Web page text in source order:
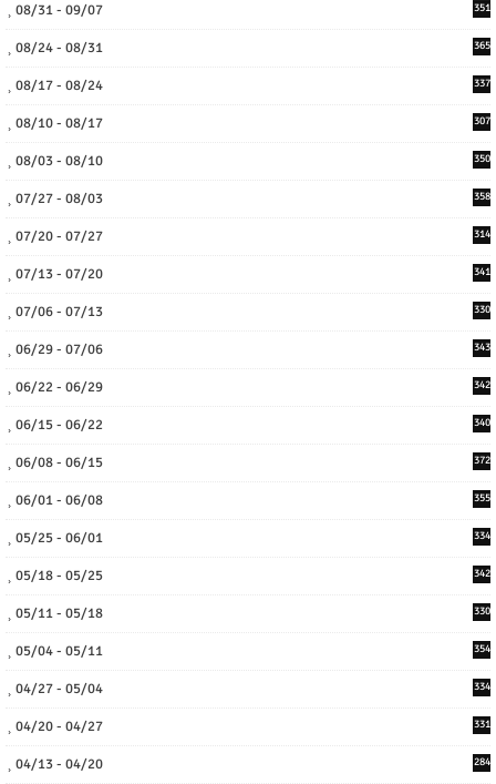
08/31 - 09/07 351
08/24 - 08/31 365
08/17 - 08/24 337
08/10 - 08/17 307
08/03 - 08/10 350
07/27 - 08/03 358
07/20 - 07/27 314
07/13 - 07/20 341
07/06 - 07/13 330
06/29 - 07/06 343
06/22 - 06/29 342
06/15 - 06/22 340
06/08 - 06/15 372
06/01 - 06/08 355
05/25 - 06/01 334
05/18 - 05/25 342
05/11 - 05/18 330
05/04 - 05/11 354
04/27 - 05/04 334
04/20 - 04/27 331
04/13 - 04/20 284